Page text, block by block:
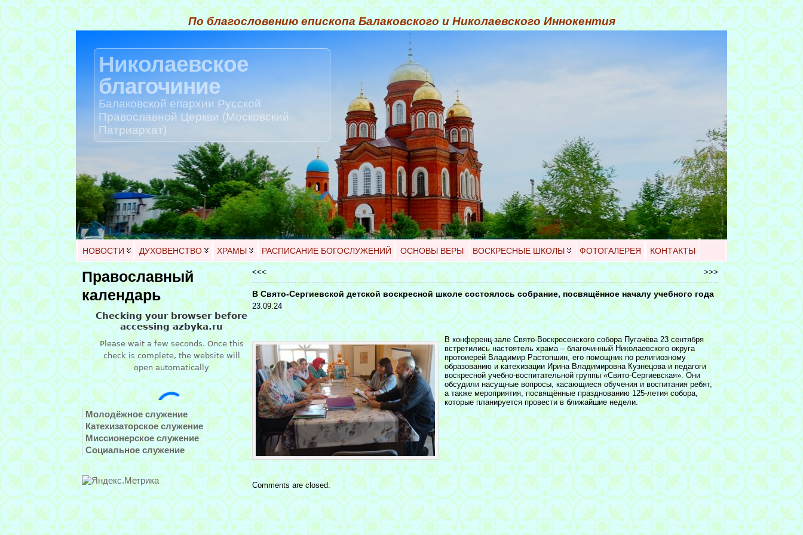
По благословению епископа Балаковского и Николаевского Иннокентия
Николаевское
благочиние
Балаковской епархии Русской
Православной Церкви (Московский
Патриархат)
НОВОСТИ ДУХОВЕНСТВО ХРАМЫ РАСПИСАНИЕ БОГОСЛУЖЕНИЙ ОСНОВЫ ВЕРЫ ВОСКРЕСНЫЕ ШКОЛЫ ФОТОГАЛЕРЕЯ КОНТАКТЫ
Православный
календарь
Молодёжное служение
Катехизаторское служение
Миссионерское служение
Социальное служение
<<< >>>
В Свято-Сергиевской детской воскресной школе состоялось собрание, посвящённое началу учебного года
23.09.24
В конференц-зале Свято-Воскресенского собора Пугачёва 23 сентября
встретились настоятель храма – благочинный Николаевского округа
протоиерей Владимир Растопшин, его помощник по религиозному
образованию и катехизации Ирина Владимировна Кузнецова и педагоги
воскресной учебно-воспитательной группы «Свято-Сергиевская». Они
обсудили насущные вопросы, касающиеся обучения и воспитания ребят,
а также мероприятия, посвящённые празднованию 125-летия собора,
которые планируется провести в ближайшие недели.
Comments are closed.